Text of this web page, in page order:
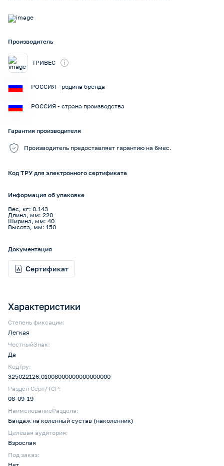
Характеристики
Степень фиксации:
Легкая
ЧестныйЗнак:
Да
КодТру:
325022126.01008000000000000000
Раздел Серт/ТСР:
08-09-19
НаименованиеРаздела:
Бандаж на коленный сустав (наколенник)
Целевая аудитория:
Взрослая
Под заказ:
Производитель
ТРИВЕС i
РОССИЯ - родина бренда
РОССИЯ - страна производства
Гарантия производителя
Производитель предоставляет гарантию на 6мес.
Код ТРУ для электронного сертификата
Информация об упаковке
Вес, кг: 0.143
Длина, мм: 220
Ширина, мм: 40
Высота, мм: 150
Документация
Сертификат